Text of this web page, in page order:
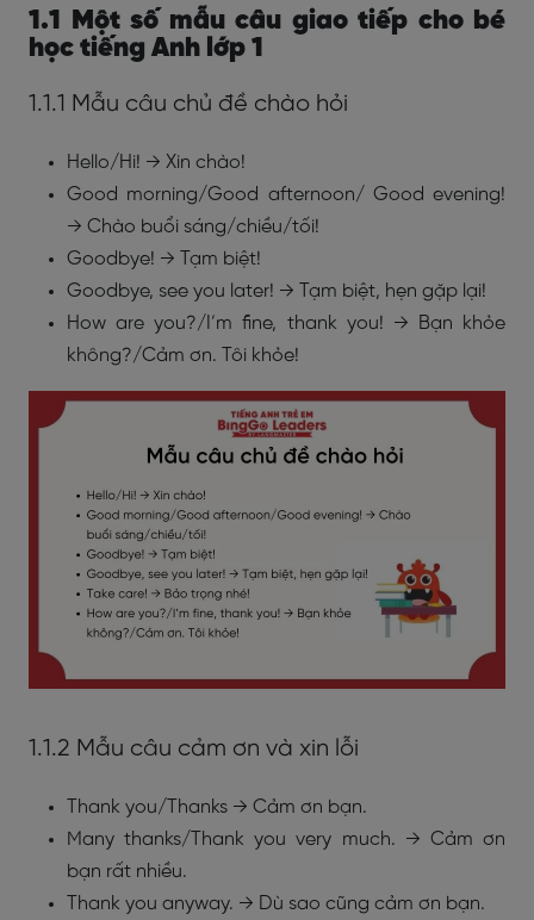
1.1 Một số mẫu câu giao tiếp cho bé
học tiếng Anh lớp 1
1.1.1 Mẫu câu chủ đề chào hỏi
Hello/Hi! → Xin chào!
Good morning/Good afternoon/ Good evening!
→ Chào buổi sáng/chiều/tối!
Goodbye! → Tạm biệt!
Goodbye, see you later! → Tạm biệt, hẹn gặp lại!
How are you?/I’m fine, thank you! → Bạn khỏe
không?/Cảm ơn. Tôi khỏe!
1.1.2 Mẫu câu cảm ơn và xin lỗi
Thank you/Thanks → Cảm ơn bạn.
Many thanks/Thank you very much. → Cảm ơn
bạn rất nhiều.
Thank you anyway. → Dù sao cũng cảm ơn bạn.